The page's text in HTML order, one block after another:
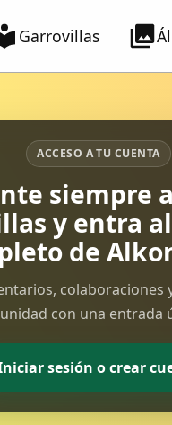
Garrovillas
ACCESO A TU CUENTA
siempre
y entra
de
colaboraciones
con una entrada
sesión o crear